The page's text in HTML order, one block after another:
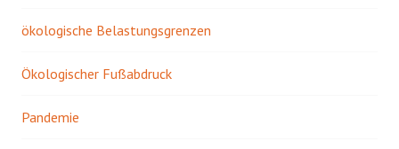
ökologische Belastungsgrenzen
Ökologischer Fußabdruck
Pandemie